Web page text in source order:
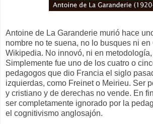
Antoine de La Garanderie murió hace
nombre no te suena, no lo busques ni
Wikipedia. No innovó, ni en
Simplemente fue uno de los cuatro o
pedagogos que dio Francia el siglo
izquierdas, como Freinet o Meirieu. Ser
y cristiano y de derechas no vende. En
ser completamente ignorado por la
el cognitivismo anglosajón.